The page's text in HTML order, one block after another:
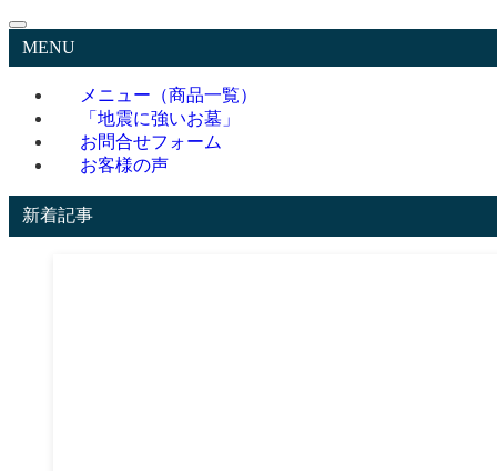
MENU
メニュー（商品一覧）
「地震に強いお墓」
お問合せフォーム
お客様の声
新着記事